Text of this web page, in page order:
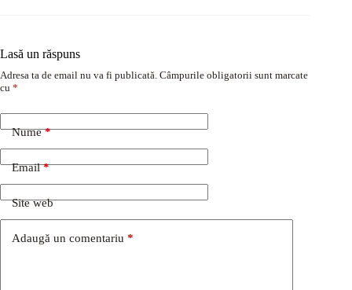
Lasă un răspuns
Adresa ta de email nu va fi publicată. Câmpurile obligatorii sunt marcate
cu *
Nume*
Email*
Site web
Adaugă un comentariu *